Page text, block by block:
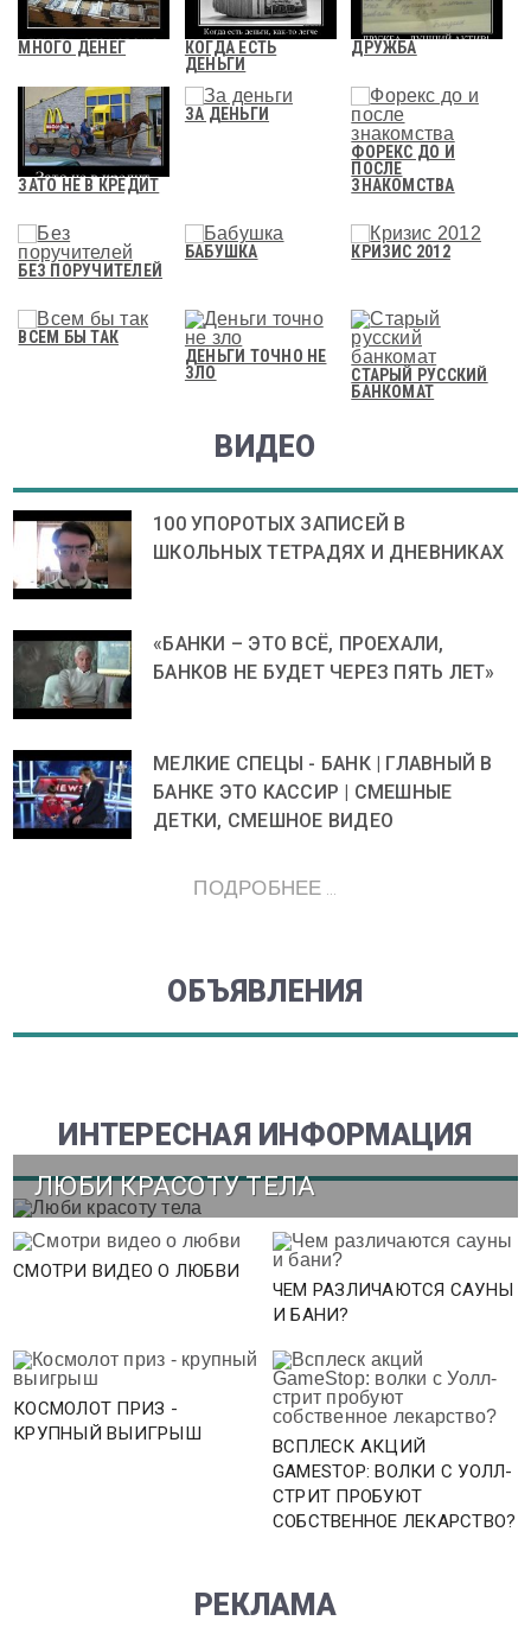
МНОГО ДЕНЕГ
КОГДА ЕСТЬ
ДЕНЬГИ
ДРУЖБА
ЗАТО НЕ В КРЕДИТ
ЗА ДЕНЬГИ
ФОРЕКС ДО И
ПОСЛЕ
ЗНАКОМСТВА
БЕЗ ПОРУЧИТЕЛЕЙ
БАБУШКА КРИЗИС 2012
ВСЕМ БЫ ТАК
ДЕНЬГИ ТОЧНО НЕ
ЗЛО
СТАРЫЙ РУССКИЙ
БАНКОМАТ
ВИДЕО
100 УПОРОТЫХ ЗАПИСЕЙ В
ШКОЛЬНЫХ ТЕТРАДЯХ И ДНЕВНИКАХ
«БАНКИ – ЭТО ВСЁ, ПРОЕХАЛИ,
БАНКОВ НЕ БУДЕТ ЧЕРЕЗ ПЯТЬ ЛЕТ»
МЕЛКИЕ СПЕЦЫ - БАНК | ГЛАВНЫЙ В
БАНКЕ ЭТО КАССИР | СМЕШНЫЕ
ДЕТКИ, СМЕШНОЕ ВИДЕО
ПОДРОБНЕЕ ...
ОБЪЯВЛЕНИЯ
ИНТЕРЕСНАЯ ИНФОРМАЦИЯ
ЛЮБИ КРАСОТУ ТЕЛА
СМОТРИ ВИДЕО О ЛЮБВИ
ЧЕМ РАЗЛИЧАЮТСЯ САУНЫ
И БАНИ?
КОСМОЛОТ ПРИЗ -
КРУПНЫЙ ВЫИГРЫШ
ВСПЛЕСК АКЦИЙ
GAMESTOP: ВОЛКИ С УОЛЛ-
СТРИТ ПРОБУЮТ
СОБСТВЕННОЕ ЛЕКАРСТВО?
РЕКЛАМА